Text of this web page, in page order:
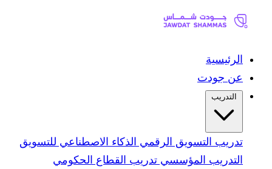
الرئيسية
عن جودت
التدريب
تدريب التسويق الرقمي الذكاء الاصطناعي للتسويق
التدريب المؤسسي تدريب القطاع الحكومي